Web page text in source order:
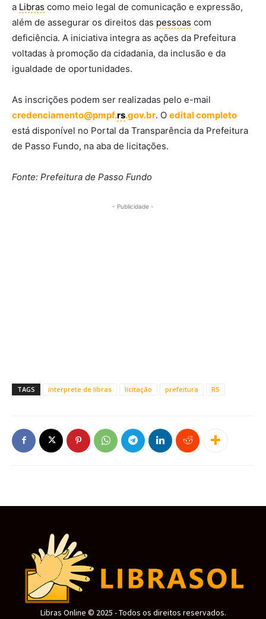
a Libras como meio legal de comunicação e expressão,
além de assegurar os direitos das pessoas com
deficiência. A iniciativa integra as ações da Prefeitura
voltadas à promoção da cidadania, da inclusão e da
igualdade de oportunidades.
As inscrições podem ser realizadas pelo e-mail
credenciamento@pmpf.rs.gov.br. O edital completo
está disponível no Portal da Transparência da Prefeitura
de Passo Fundo, na aba de licitações.
Fonte: Prefeitura de Passo Fundo
- Publicidade -
TAGS interprete de libras licitação prefeitura RS
Libras Online © 2025 - Todos os direitos reservados.